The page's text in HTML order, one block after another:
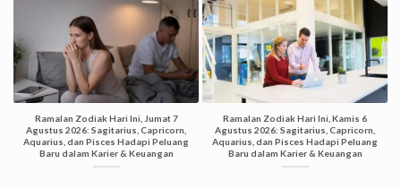
Ramalan Zodiak Hari Ini, Jumat 7
Agustus 2026: Sagitarius, Capricorn,
Aquarius, dan Pisces Hadapi Peluang
Baru dalam Karier & Keuangan
Ramalan Zodiak Hari Ini, Kamis 6
Agustus 2026: Sagitarius, Capricorn,
Aquarius, dan Pisces Hadapi Peluang
Baru dalam Karier & Keuangan